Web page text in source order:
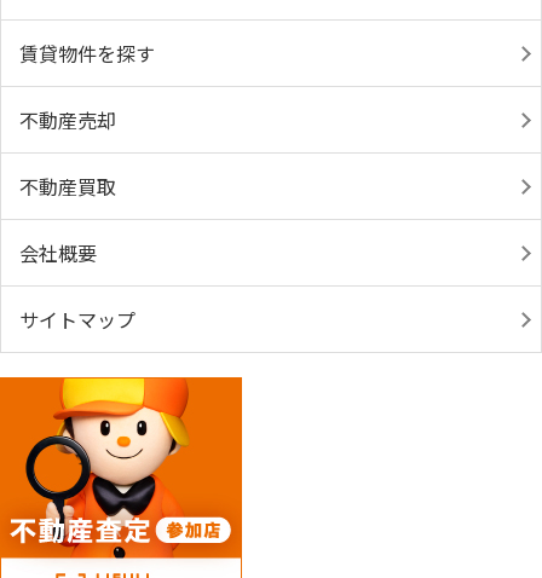
賃貸物件を探す
不動産売却
不動産買取
会社概要
サイトマップ